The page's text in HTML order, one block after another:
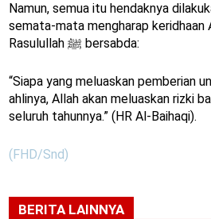
Namun, semua itu hendaknya
semata-mata mengharap keridhaan
Rasulullah ﷺ bersabda:
“Siapa yang meluaskan pemberian
ahlinya, Allah akan meluaskan rizki
seluruh tahunnya.” (HR Al-Baihaqi).
(FHD/Snd)
BERITA LAINNYA